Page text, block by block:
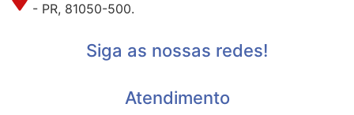
- PR, 81050-500.
Siga as nossas redes!
Atendimento